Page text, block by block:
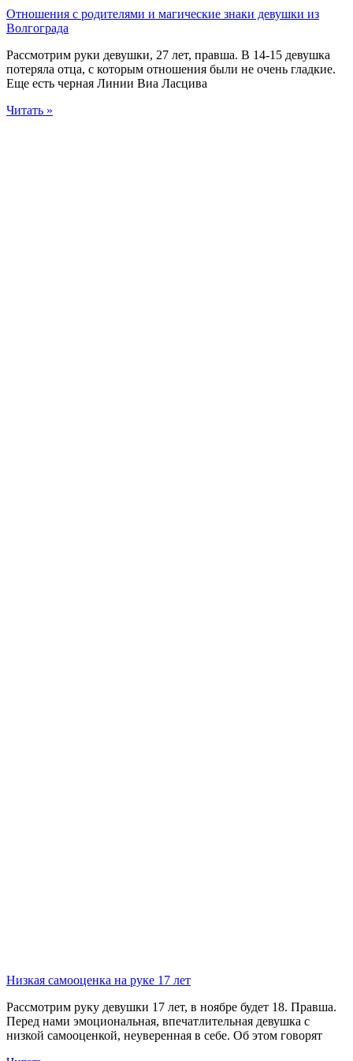
Отношения с родителями и магические знаки девушки из
Волгограда
Рассмотрим руки девушки, 27 лет, правша. В 14-15 девушка
потеряла отца, с которым отношения были не очень гладкие.
Еще есть черная Линии Виа Ласцива
Читать »
Низкая самооценка на руке 17 лет
Рассмотрим руку девушки 17 лет, в ноябре будет 18. Правша.
Перед нами эмоциональная, впечатлительная девушка с
низкой самооценкой, неуверенная в себе. Об этом говорят